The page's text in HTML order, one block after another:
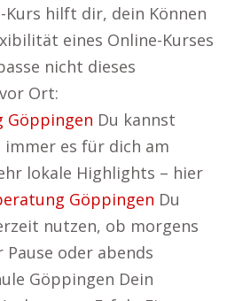
hilft dir, dein Können
eines Online-Kurses
nicht dieses
Ort:
Göppingen Du kannst
es für dich am
lokale Highlights – hier
Göppingen Du
nutzen, ob morgens
oder abends
Göppingen Dein